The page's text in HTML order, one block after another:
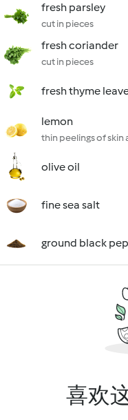
fresh parsley
cut in pieces
fresh coriander
cut in pieces
fresh thyme
lemon
thin peelings of skin
olive oil
fine sea salt
ground black
喜欢